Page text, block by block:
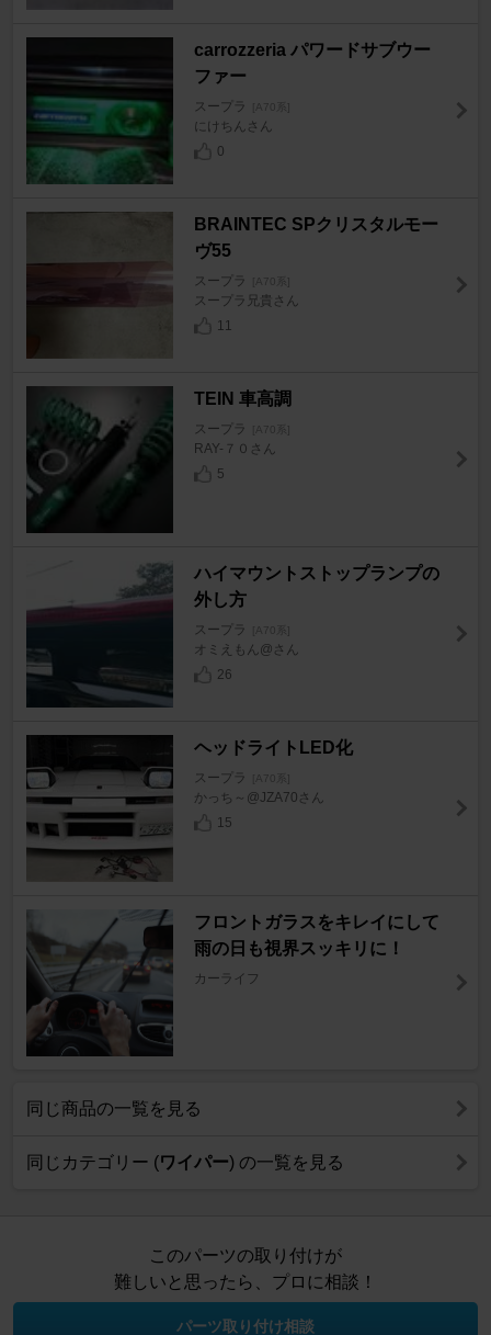
carrozzeria パワードサブウー
ファー
スープラ [A70系]
にけちんさん
0
BRAINTEC SPクリスタルモー
ヴ55
スープラ [A70系]
スープラ兄貴さん
11
TEIN 車高調
スープラ [A70系]
RAY-７０さん
5
ハイマウントストップランプの
外し方
スープラ [A70系]
オミえもん@さん
26
ヘッドライトLED化
スープラ [A70系]
かっち～@JZA70さん
15
フロントガラスをキレイにして
雨の日も視界スッキリに！
カーライフ
同じ商品の一覧を見る
同じカテゴリー (ワイパー) の一覧を見る
このパーツの取り付けが
難しいと思ったら、プロに相談！
パーツ取り付け相談